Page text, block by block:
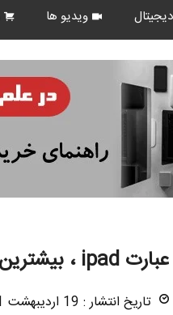
ویدیو ها
عبارت ipad ، بیشترین جستجو در بین تبلت ها
تاریخ انتشار : 19 اردیبهشت 1391